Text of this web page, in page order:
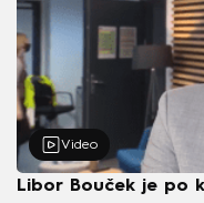
Video
Libor Bouček je po